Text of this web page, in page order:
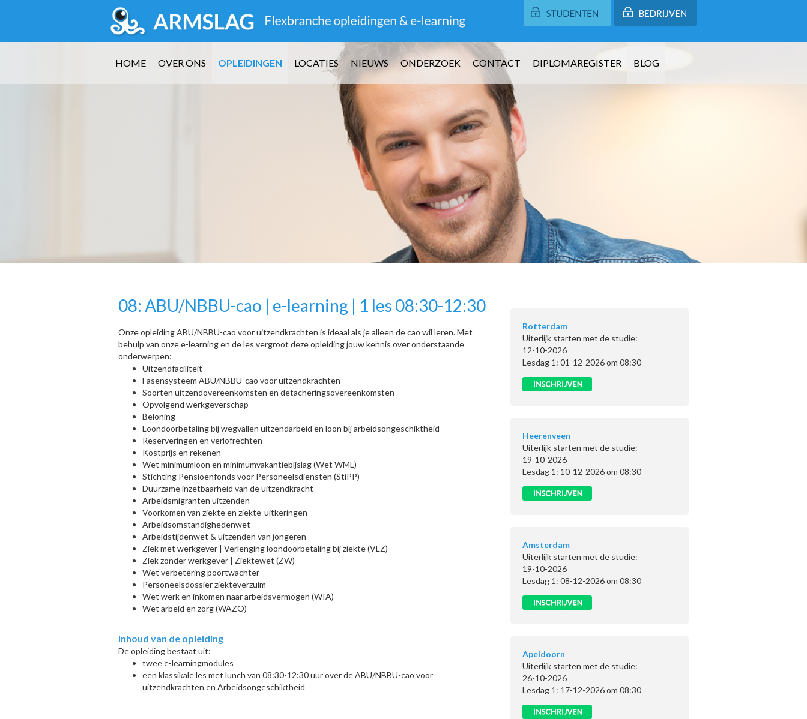
HOME OVER ONS OPLEIDINGEN LOCATIES NIEUWS ONDERZOEK CONTACT DIPLOMAREGISTER BLOG
08: ABU/NBBU-cao | e-learning | 1 les 08:30-12:30
Onze opleiding ABU/NBBU-cao voor uitzendkrachten is ideaal als je alleen de cao wil leren. Met
behulp van onze e-learning en de les vergroot deze opleiding jouw kennis over onderstaande
onderwerpen:
Uitzendfaciliteit
Fasensysteem ABU/NBBU-cao voor uitzendkrachten
Soorten uitzendovereenkomsten en detacheringsovereenkomsten
Opvolgend werkgeverschap
Beloning
Loondoorbetaling bij wegvallen uitzendarbeid en loon bij arbeidsongeschiktheid
Reserveringen en verlofrechten
Kostprijs en rekenen
Wet minimumloon en minimumvakantiebijslag (Wet WML)
Stichting Pensioenfonds voor Personeelsdiensten (StiPP)
Duurzame inzetbaarheid van de uitzendkracht
Arbeidsmigranten uitzenden
Voorkomen van ziekte en ziekte-uitkeringen
Arbeidsomstandighedenwet
Arbeidstijdenwet & uitzenden van jongeren
Ziek met werkgever | Verlenging loondoorbetaling bij ziekte (VLZ)
Ziek zonder werkgever | Ziektewet (ZW)
Wet verbetering poortwachter
Personeelsdossier ziekteverzuim
Wet werk en inkomen naar arbeidsvermogen (WIA)
Wet arbeid en zorg (WAZO)
Inhoud van de opleiding
De opleiding bestaat uit:
twee e-learningmodules
een klassikale les met lunch van 08:30-12:30 uur over de ABU/NBBU-cao voor
uitzendkrachten en Arbeidsongeschiktheid
Rotterdam
Uiterlijk starten met de studie:
12-10-2026
Lesdag 1: 01-12-2026 om 08:30
Heerenveen
Uiterlijk starten met de studie:
19-10-2026
Lesdag 1: 10-12-2026 om 08:30
Amsterdam
Uiterlijk starten met de studie:
19-10-2026
Lesdag 1: 08-12-2026 om 08:30
Apeldoorn
Uiterlijk starten met de studie:
26-10-2026
Lesdag 1: 17-12-2026 om 08:30